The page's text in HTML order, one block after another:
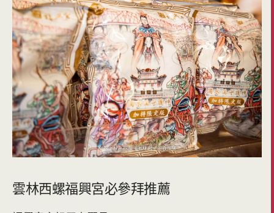
雲林西螺福興宮必參拜推薦